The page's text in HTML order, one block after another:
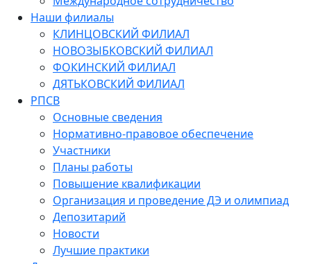
Наши филиалы
КЛИНЦОВСКИЙ ФИЛИАЛ
НОВОЗЫБКОВСКИЙ ФИЛИАЛ
ФОКИНСКИЙ ФИЛИАЛ
ДЯТЬКОВСКИЙ ФИЛИАЛ
РПСВ
Основные сведения
Нормативно-правовое обеспечение
Участники
Планы работы
Повышение квалификации
Организация и проведение ДЭ и олимпиад
Депозитарий
Новости
Лучшие практики